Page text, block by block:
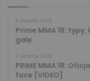
8 sierpnia 2026
Prime MMA 18:
galę
7 sierpnia 2026
PRIME MMA 18:
face [VIDEO]